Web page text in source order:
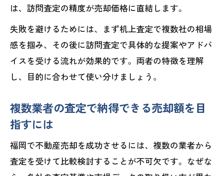
は、訪問査定の精度が売却価格に直結します。
失敗を避けるためには、まず机上査定で複数社の相場
感を掴み、その後に訪問査定で具体的な提案やアドバ
イスを受ける流れが効果的です。両者の特徴を理解
し、目的に合わせて使い分けましょう。
複数業者の査定で納得できる売却額を目
指すには
福岡で不動産売却を成功させるには、複数の業者から
査定を受けて比較検討することが不可欠です。なぜな